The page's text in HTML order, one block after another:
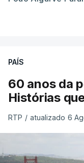
PAÍS
60 anos da
Histórias
RTP / atualizado 6